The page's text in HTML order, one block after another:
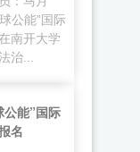
公能”国际
南开大学
治...
公能”国际
名